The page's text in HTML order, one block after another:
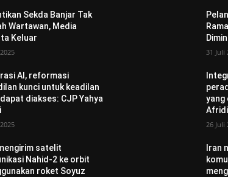
Sekda Banjar Tak
Wartawan, Media
Keluar
AI, reformasi
kunci untuk keadilan
diakses: CJP Yahya
satelit
Nahid-2 ke orbit
roket Soyuz
31 Juli
yang
Afridi
26 Juli
Iran